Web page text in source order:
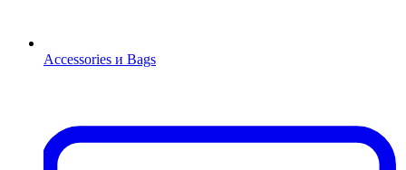
Accessories и Bags